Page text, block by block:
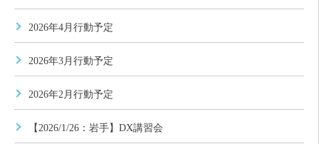
2026年4月行動予定
2026年3月行動予定
2026年2月行動予定
【2026/1/26：岩手】DX講習会